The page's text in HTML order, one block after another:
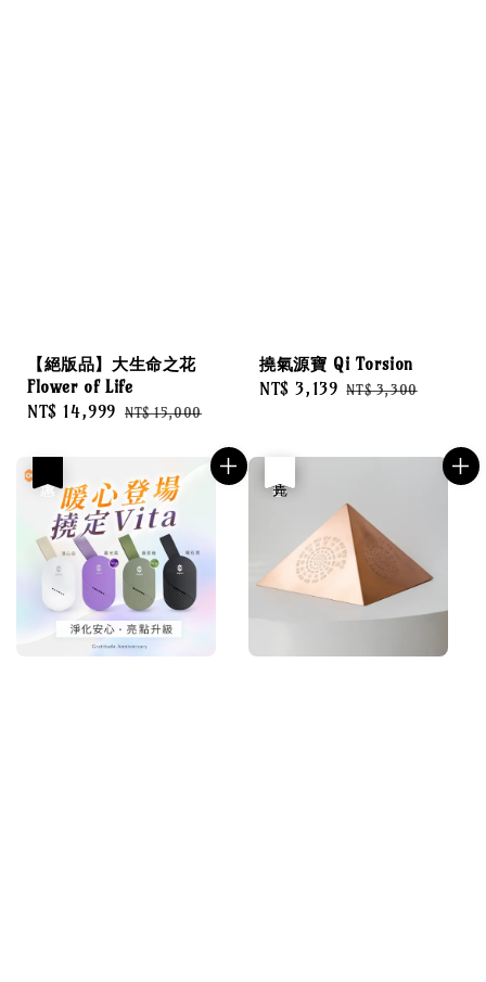
【絕版品】大生命之花
Flower of Life
Sale
NT$ 14,999 Regular
NT$ 15,000
撓氣源寶 Qi Torsion
Sale
NT$ 3,139 Regular
NT$ 3,300